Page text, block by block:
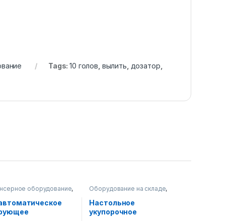
Tags:10 голов вылить дозатор
оборудование,
оборудование
Оборудование на складе,
Водные продукты
Упаковочное оборудование
Настольное
укупорочное